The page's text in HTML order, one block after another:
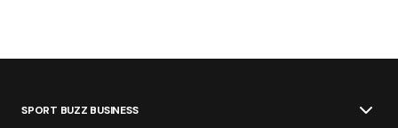
SPORT BUZZ BUSINESS